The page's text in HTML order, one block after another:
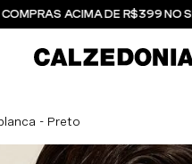
ACIMA DE R$399 NO
- Preto